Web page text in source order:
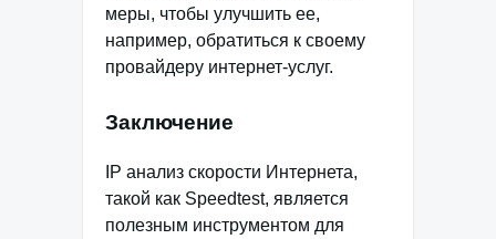
меры, чтобы улучшить ее,
например, обратиться к своему
провайдеру интернет-услуг.
Заключение
IP анализ скорости Интернета,
такой как Speedtest, является
полезным инструментом для